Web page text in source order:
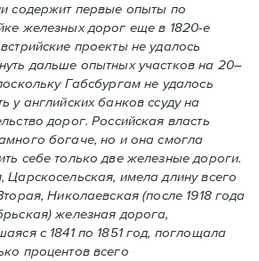
содержит первые опыты по
железных дорог еще в 1820-е
проекты не удалось
дальше опытных участков на 20–
Габсбургам не удалось
у английских банков ссуду на
дорог. Российская власть
богаче, но и она смогла
себе только две железные дороги.
Царскосельская, имела длину всего
Николаевская (после 1918 года
железная дорога,
с 1841 по 1851 год, поглощала
процентов всего